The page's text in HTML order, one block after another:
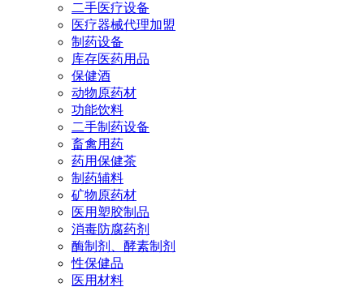
二手医疗设备
医疗器械代理加盟
制药设备
库存医药用品
保健酒
动物原药材
功能饮料
二手制药设备
畜禽用药
药用保健茶
制药辅料
矿物原药材
医用塑胶制品
消毒防腐药剂
酶制剂、酵素制剂
性保健品
医用材料